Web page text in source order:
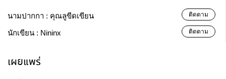
นามปากกา : คุณลูขีดเขียน ติดตาม
นักเขียน : Nininx ติดตาม
เผยแพร่